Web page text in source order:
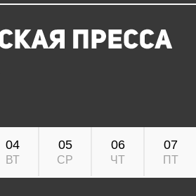
04
ВТ
05
СР
06
ЧТ
07
ПТ